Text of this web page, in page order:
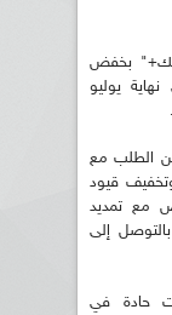
بخفض
حتى نهاية يوليو
الطلب مع
قيود
مع تمديد
إلى
حادة في